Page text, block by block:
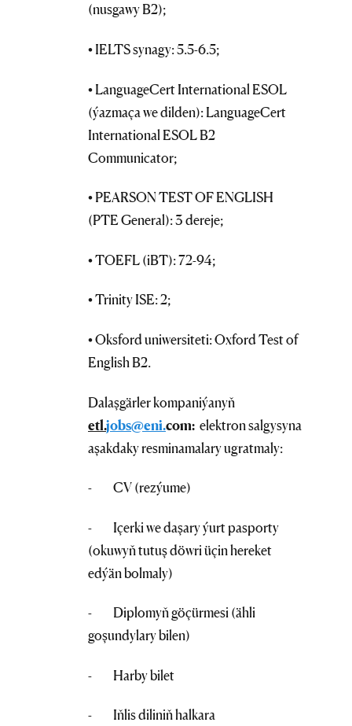
(nusgawy B2);
• IELTS synagy: 5.5-6.5;
• LanguageCert International ESOL
(ýazmaça we dilden): LanguageCert
International ESOL B2
Communicator;
• PEARSON TEST OF ENGLISH
(PTE General): 3 dereje;
• TOEFL (iBT): 72-94;
• Trinity ISE: 2;
• Oksford uniwersiteti: Oxford Test of
English B2.
Dalaşgärler kompaniýanyň
etl.jobs@eni.com: elektron salgysyna
aşakdaky resminamalary ugratmaly:
- CV (rezýume)
- Içerki we daşary ýurt pasporty
(okuwyň tutuş döwri üçin hereket
edýän bolmaly)
- Diplomyň göçürmesi (ähli
goşundylary bilen)
- Harby bilet
- Iňlis diliniň halkara